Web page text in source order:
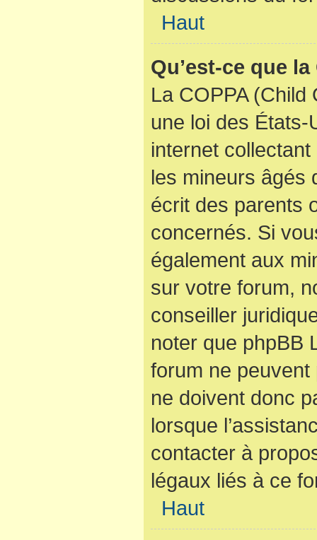
Haut
Qu’est-ce que la
La COPPA
une loi des États-
internet
les mineurs âgés
écrit des parents
concernés. Si
également aux
sur votre forum,
conseiller
noter que phpBB
forum ne peuvent
ne doivent donc
lorsque
contacter à
légaux liés à ce
Haut